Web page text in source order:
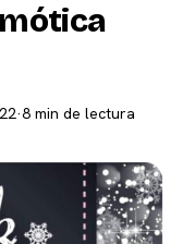
·8 min de lectura